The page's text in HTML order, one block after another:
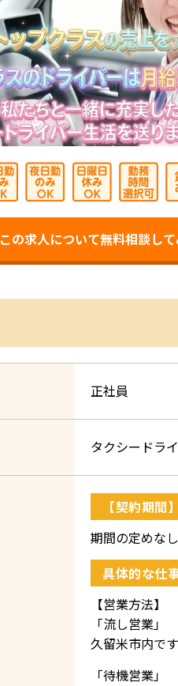
この求人について無料相談し
正社員
タクシードラ
【契約期間】
期間の定めなし
具体的な仕
【営業方法】
「流し営業」
久留米市内で
「待機営業」